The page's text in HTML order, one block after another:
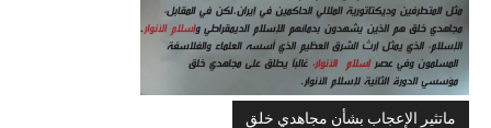
ماتثير الإعجاب بشأن مجاهدي خلق